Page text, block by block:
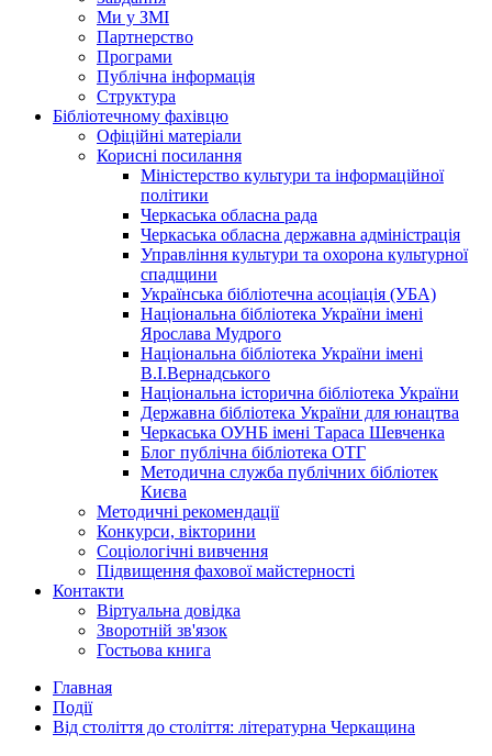
Ми у ЗМІ
Партнерство
Програми
Публічна інформація
Структура
Бібліотечному фахівцю
Офіційні матеріали
Корисні посилання
Міністерство культури та інформаційної
політики
Черкаська обласна рада
Черкаська обласна державна адміністрація
Управління культури та охорона культурної
спадщини
Українська бібліотечна асоціація (УБА)
Національна бібліотека України імені
Ярослава Мудрого
Національна бібліотека України імені
В.І.Вернадського
Національна історична бібліотека України
Державна бібліотека України для юнацтва
Черкаська ОУНБ імені Тараса Шевченка
Блог публічна бібліотека ОТГ
Методична служба публічних бібліотек
Києва
Методичні рекомендації
Конкурси, вікторини
Соціологічні вивчення
Підвищення фахової майстерності
Контакти
Віртуальна довідка
Зворотній зв'язок
Гостьова книга
Главная
Події
Від століття до століття: літературна Черкащина